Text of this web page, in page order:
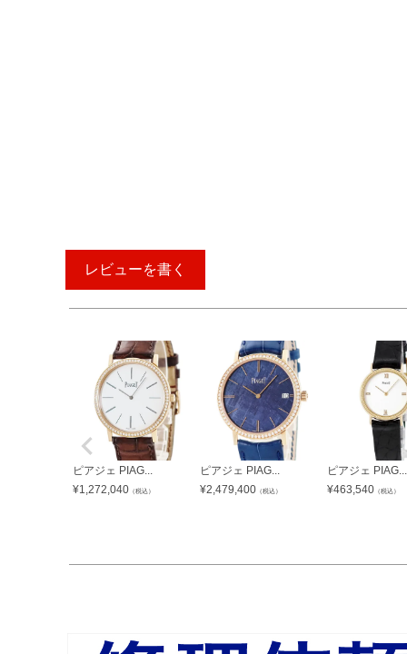
レビューを書く
ピアジェ PIAG...
¥1,272,040 （税込）
ピアジェ PIAG...
¥2,479,400 （税込）
ピアジェ PIAG...
¥463,540 （税込）